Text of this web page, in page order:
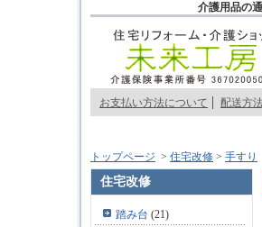
介護用品の
お支払い方法について 配送方
トップページ > 住宅改修 > 手すり
住宅改修
踏み台 (21)